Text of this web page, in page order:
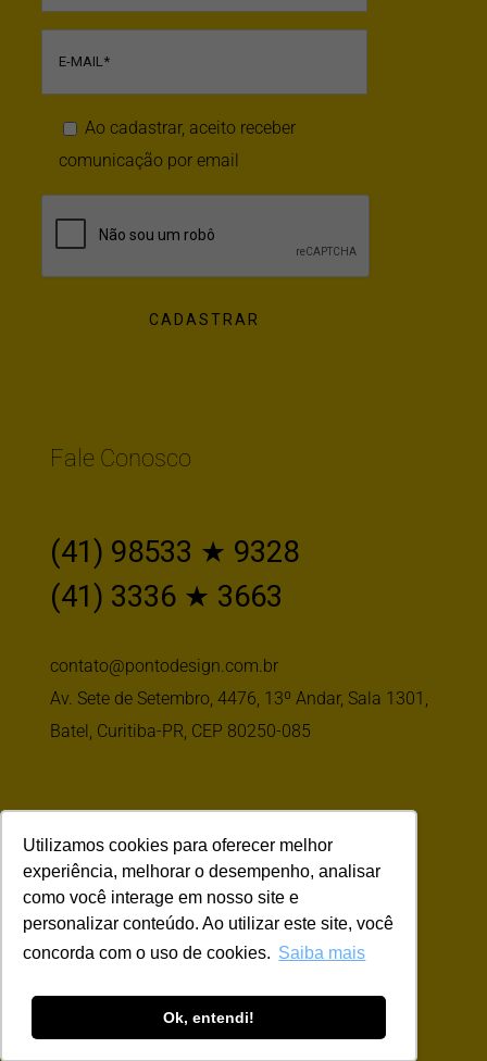
Utilizamos cookies para oferecer melhor
experiência, melhorar o desempenho, analisar
como você interage em nosso site e
personalizar conteúdo. Ao utilizar este site, você
concorda com o uso de cookies. Saiba mais
Ok, entendi!
Ao cadastrar, aceito receber
comunicação por email
Fale Conosco
(41) 98533 ★ 9328
(41) 3336 ★ 3663
contato@pontodesign.com.br
Av. Sete de Setembro, 4476, 13º Andar, Sala 1301,
Batel, Curitiba-PR, CEP 80250-085
© Copyright 2026 | Todos os Direitos